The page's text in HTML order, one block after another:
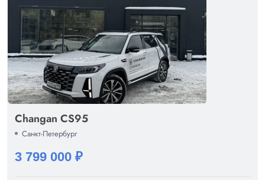
Changan CS95
Санкт-Петербург
3 799 000 ₽